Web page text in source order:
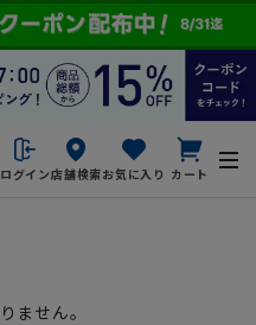
ログイン店舗検索お気に入り カート
ません。